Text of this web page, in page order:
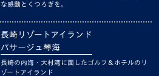
な感動とくつろぎを。
長崎リゾートアイランド
パサージュ琴海
長崎の内海・大村湾に面したゴルフ＆ホテルのリ
ゾートアイランド